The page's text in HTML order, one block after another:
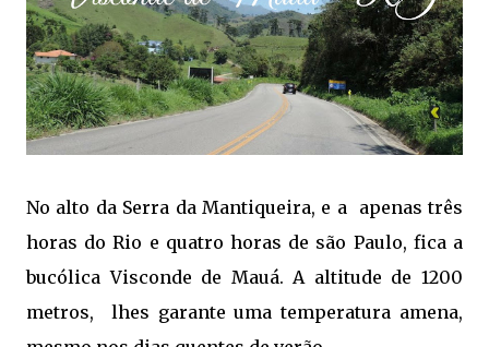
No alto da Serra da Mantiqueira, e a apenas três
horas do Rio e quatro horas de são Paulo, fica a
bucólica Visconde de Mauá. A altitude de 1200
metros, lhes garante uma temperatura amena,